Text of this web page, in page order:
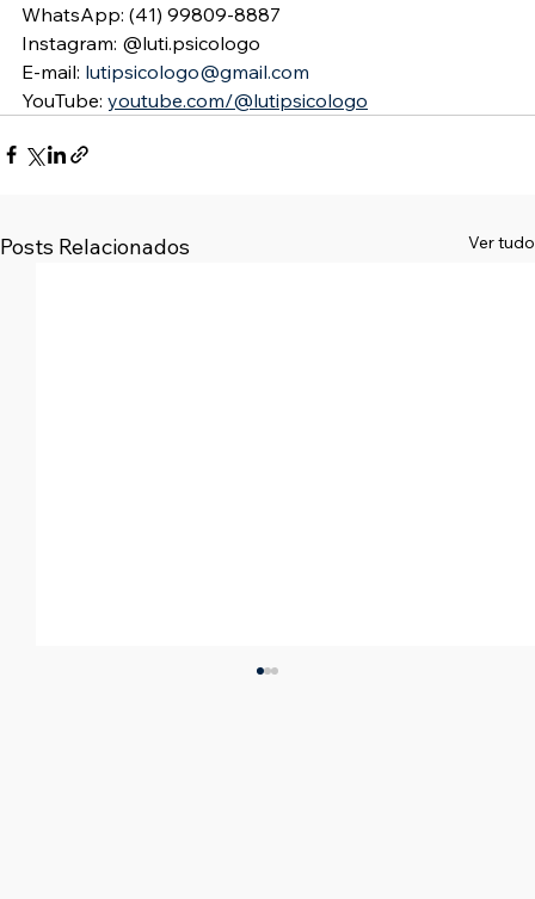
WhatsApp: (41) 99809-8887
Instagram: @luti.psicologo
E-mail: lutipsicologo@gmail.com
YouTube: youtube.com/@lutipsicologo
Posts Relacionados Ver tudo